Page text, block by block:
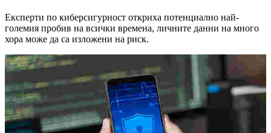
Експерти по киберсигурност откриха потенциално най-
големия пробив на всички времена, личните данни на много
хора може да са изложени на риск.